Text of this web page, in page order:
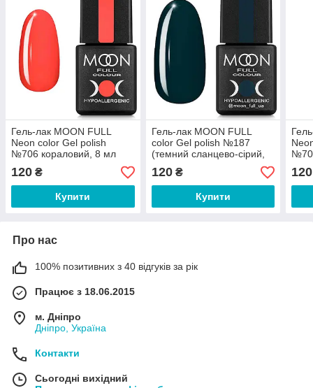
Гель-лак MOON FULL
Neon color Gel polish
№706 кораловий, 8 мл
120 ₴
Купити
Гель-лак MOON FULL
color Gel polish №187
(темний сланцево-сірий,
емаль), 8 мл
120₴
Купити
мл
120
Про нас
100% позитивних з 40 відгуків за рік
Працює з 18.06.2015
м. Дніпро
Дніпро, Україна
Контакти
Сьогодні вихідний